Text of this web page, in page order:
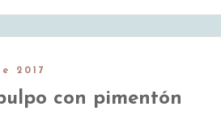
2017
con pimentón